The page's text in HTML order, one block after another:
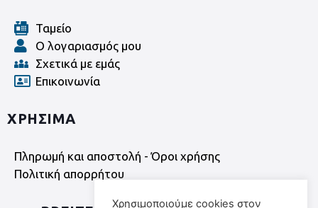
Ταμείο
Ο λογαριασμός μου
Σχετικά με εμάς
Επικοινωνία
ΧΡΗΣΙΜΑ
Πληρωμή και αποστολή - Όροι χρήσης
Πολιτική απορρήτου
Χρησιμοποιούμε cookies στον